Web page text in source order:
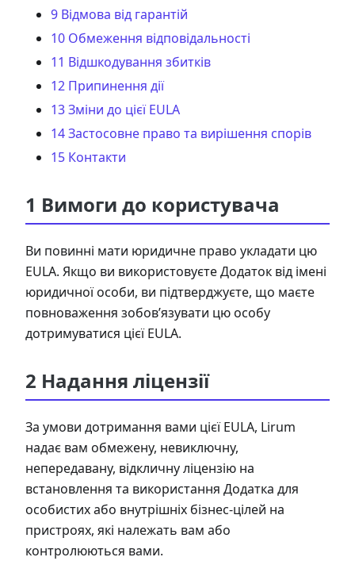
9 Відмова від гарантій
10 Обмеження відповідальності
11 Відшкодування збитків
12 Припинення дії
13 Зміни до цієї EULA
14 Застосовне право та вирішення спорів
15 Контакти
1 Вимоги до користувача
Ви повинні мати юридичне право укладати цю
EULA. Якщо ви використовуєте Додаток від імені
юридичної особи, ви підтверджуєте, що маєте
повноваження зобов’язувати цю особу
дотримуватися цієї EULA.
2 Надання ліцензії
За умови дотримання вами цієї EULA, Lirum
надає вам обмежену, невиключну,
непередавану, відкличну ліцензію на
встановлення та використання Додатка для
особистих або внутрішніх бізнес-цілей на
пристроях, які належать вам або
контролюються вами.